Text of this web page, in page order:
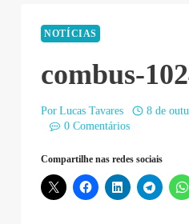
NOTÍCIAS
combus-
Por Lucas Tavares
8 de
0 Comentários
Compartilhe nas redes sociais